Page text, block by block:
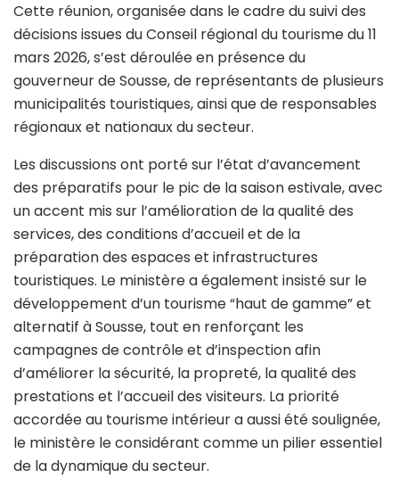
Cette réunion, organisée dans le cadre du suivi des
décisions issues du Conseil régional du tourisme du 11
mars 2026, s’est déroulée en présence du
gouverneur de Sousse, de représentants de plusieurs
municipalités touristiques, ainsi que de responsables
régionaux et nationaux du secteur.
Les discussions ont porté sur l’état d’avancement
des préparatifs pour le pic de la saison estivale, avec
un accent mis sur l’amélioration de la qualité des
services, des conditions d’accueil et de la
préparation des espaces et infrastructures
touristiques. Le ministère a également insisté sur le
développement d’un tourisme “haut de gamme” et
alternatif à Sousse, tout en renforçant les
campagnes de contrôle et d’inspection afin
d’améliorer la sécurité, la propreté, la qualité des
prestations et l’accueil des visiteurs. La priorité
accordée au tourisme intérieur a aussi été soulignée,
le ministère le considérant comme un pilier essentiel
de la dynamique du secteur.